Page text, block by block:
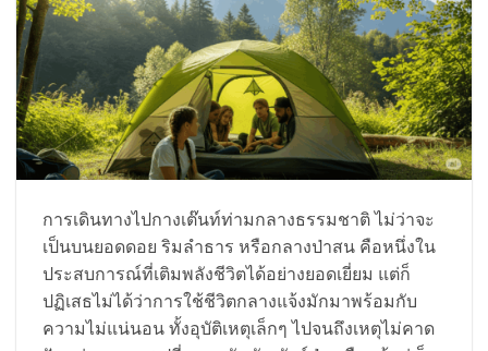
การเดินทางไปกางเต๊นท์ท่ามกลางธรรมชาติ ไม่ว่าจะ
เป็นบนยอดดอย ริมลำธาร หรือกลางป่าสน คือหนึ่งใน
ประสบการณ์ที่เติมพลังชีวิตได้อย่างยอดเยี่ยม แต่ก็
ปฏิเสธไม่ได้ว่าการใช้ชีวิตกลางแจ้งมักมาพร้อมกับ
ความไม่แน่นอน ทั้งอุบัติเหตุเล็กๆ ไปจนถึงเหตุไม่คาด